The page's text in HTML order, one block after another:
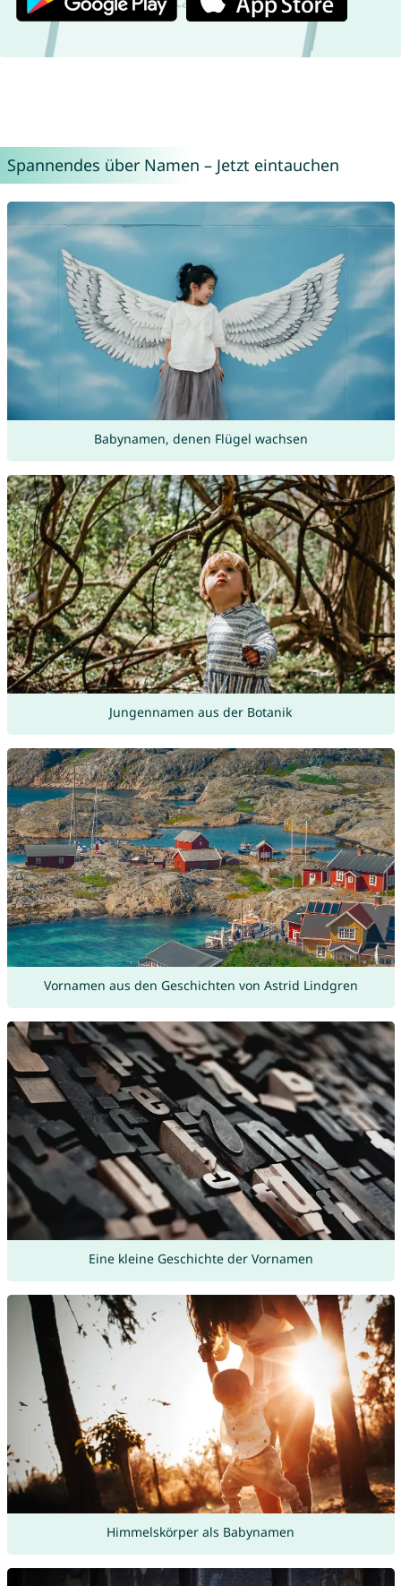
Spannendes über Namen – Jetzt eintauchen
Babynamen, denen Flügel wachsen
Jungennamen aus der Botanik
Vornamen aus den Geschichten von Astrid Lindgren
Eine kleine Geschichte der Vornamen
Himmelskörper als Babynamen